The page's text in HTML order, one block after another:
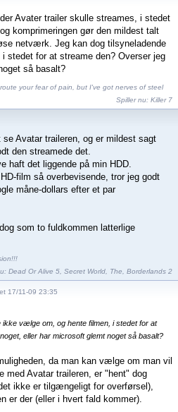
Avater trailer skulle streames, i stedet
komprimeringen gør den mildest talt
netværk. Jeg kan dog tilsyneladende
stedet for at streame den? Overser jeg
så basalt?
your fear of pain, but I've got nerves of steel
Spiller nu: Killer 7
se Avatar traileren, og er mildest sagt
den streamede det.
haft det liggende på min HDD.
film så overbevisende, tror jeg godt
måne-dollars efter et par
som to fuldkommen latterlige
Dead Or Alive 5 Secret World, The Borderlands 2
17/11-09 23:35
ikke vælge om, og hente filmen, i stedet for at
eller har microsoft glemt noget så basalt?
da man kan vælge om man vil
med Avatar traileren, er "hent" dog
ikke er tilgængeligt for overførsel),
er der (eller i hvert fald kommer).